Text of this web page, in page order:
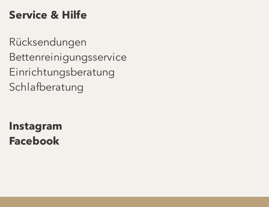
Service & Hilfe
Rücksendungen
Bettenreinigungsservice
Einrichtungsberatung
Schlafberatung
Instagram
Facebook